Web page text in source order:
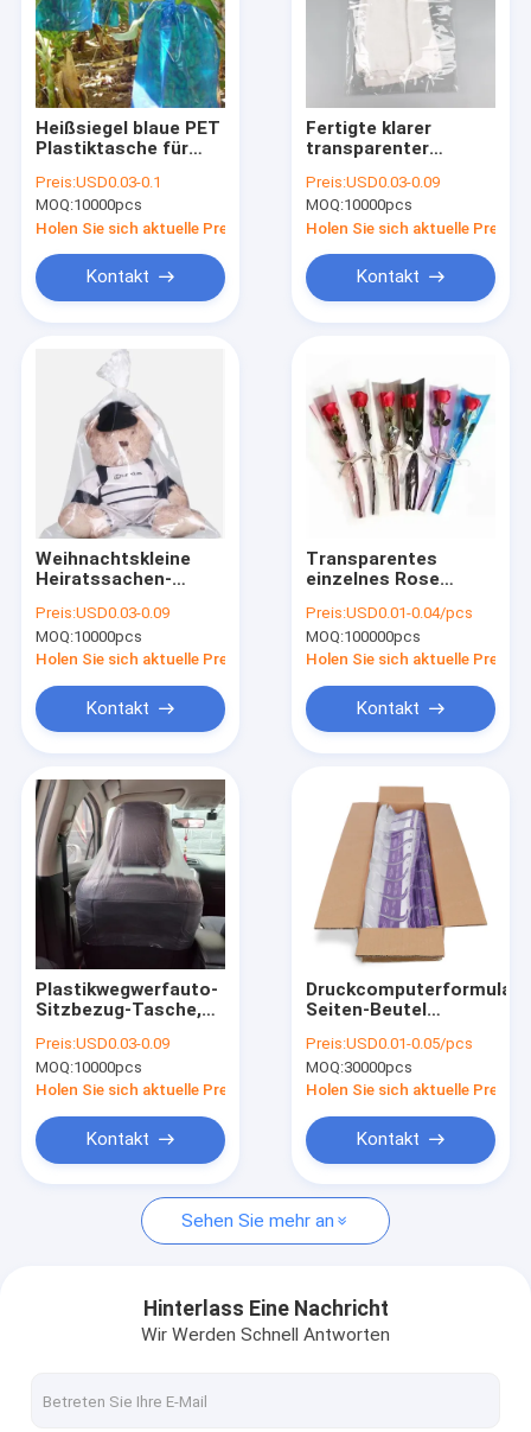
Produkte
Über uns
Fabrik-Ausflug
Qualitätskontrolle
Nachrichten
Fordern Sie ein Zitat
Polyplastiktasche
medizinische überschüssige Taschen
Wiederverwendbare Eisbeutel
Heißsiegel blaue PET
Plastiktasche für
Abdeckungen 20-
200microns
Preis:USD0.03-0.1
MOQ:10000pcs
Holen Sie sich aktuelle Preis
Kontakt
Fertigte klarer
transparenter
Trockenreinigungs-
Kleiderbeutel-Plastik
LDPE besonders an
Preis:USD0.03-0.09
MOQ:10000pcs
Holen Sie sich aktuelle Preis
Kontakt
Weihnachtskleine
Heiratssachen-
Organza-Taschen für
Puppe Toy Gift
Preis:USD0.03-0.09
MOQ:10000pcs
Holen Sie sich aktuelle Preis
Kontakt
Transparentes
einzelnes Rose
Sleeve Packaging
Gravüren-Drucken
Opp
Preis:USD0.01-0.04/pcs
MOQ:100000pcs
Holen Sie sich aktuelle Preis
Kontakt
Plastikwegwerfauto-
Sitzbezug-Tasche,
Quadrat-20-
200microns
Preis:USD0.03-0.09
MOQ:10000pcs
Holen Sie sich aktuelle Preis
Kontakt
Druckcomputerformular-
Seiten-Beutel
Autobags mit
Reißverschluss
Preis:USD0.01-0.05/pcs
MOQ:30000pcs
Holen Sie sich aktuelle Preis
Kontakt
Sehen Sie mehr an
Hinterlass Eine Nachricht
Wir Werden Schnell Antworten